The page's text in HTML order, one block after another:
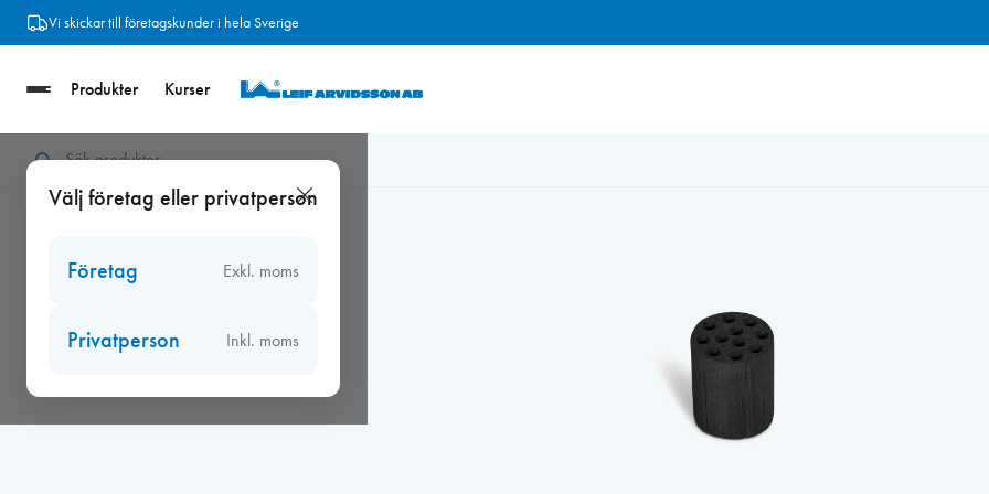
Hoppa
Vi skickar till företagskunder i hela Sverige
Produkter Kurser
Välj företag eller privatperson
Företag Exkl. moms
Privatperson Inkl. moms
Hem Strypinsats LA, diameter=100 mm